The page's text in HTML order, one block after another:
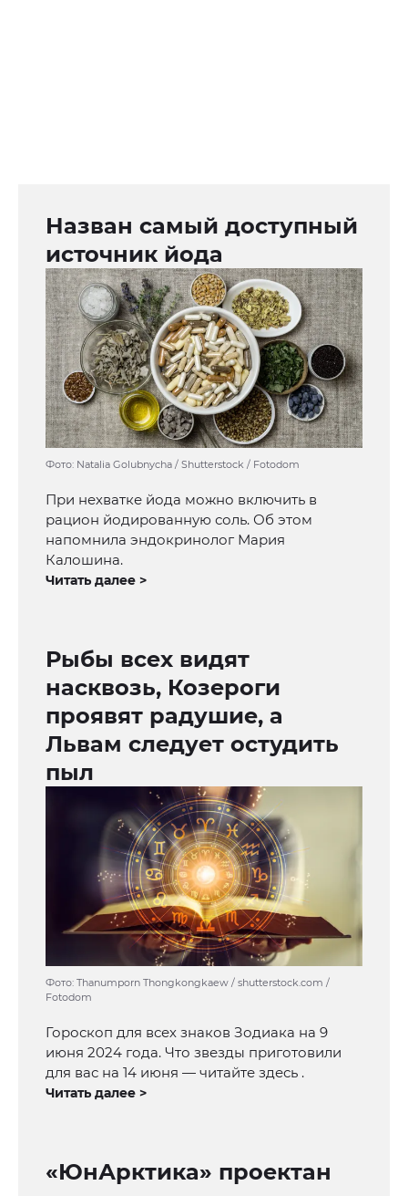
Назван самый доступный
источник йода
Фото: Natalia Golubnycha / Shutterstock / Fotodom
При нехватке йода можно включить в
рацион йодированную соль. Об этом
напомнила эндокринолог Мария
Калошина.
Читать далее >
Рыбы всех видят
насквозь, Козероги
проявят радушие, а
Львам следует остудить
пыл
Фото: Thanumporn Thongkongkaew / shutterstock.com /
Fotodom
Гороскоп для всех знаков Зодиака на 9
июня 2024 года. Что звезды приготовили
для вас на 14 июня — читайте здесь .
Читать далее >
«ЮнАрктика» проектан